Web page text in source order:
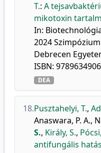
T.: A
mikotoxin
In:
2024
Debrecen
ISBN:
DEA
18.Pusztahelyi, T.,
Anaswara, P. A.,
S., Király, S.,
antifungális